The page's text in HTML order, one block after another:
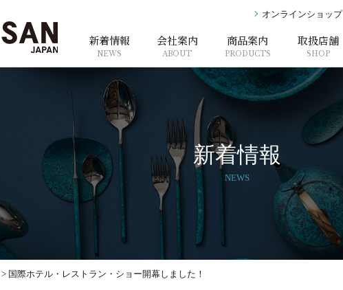
オンラインショップ
新着情報
NEWS
会社案内
ABOUT
商品案内
PRODUCTS
取扱店舗
SHOP
新着情報
NEWS
> 国際ホテル・レストラン・ショー開幕しました！